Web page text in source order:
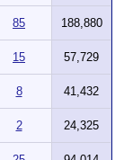
85 188,880
15 57,729
8 41,432
2 24,325